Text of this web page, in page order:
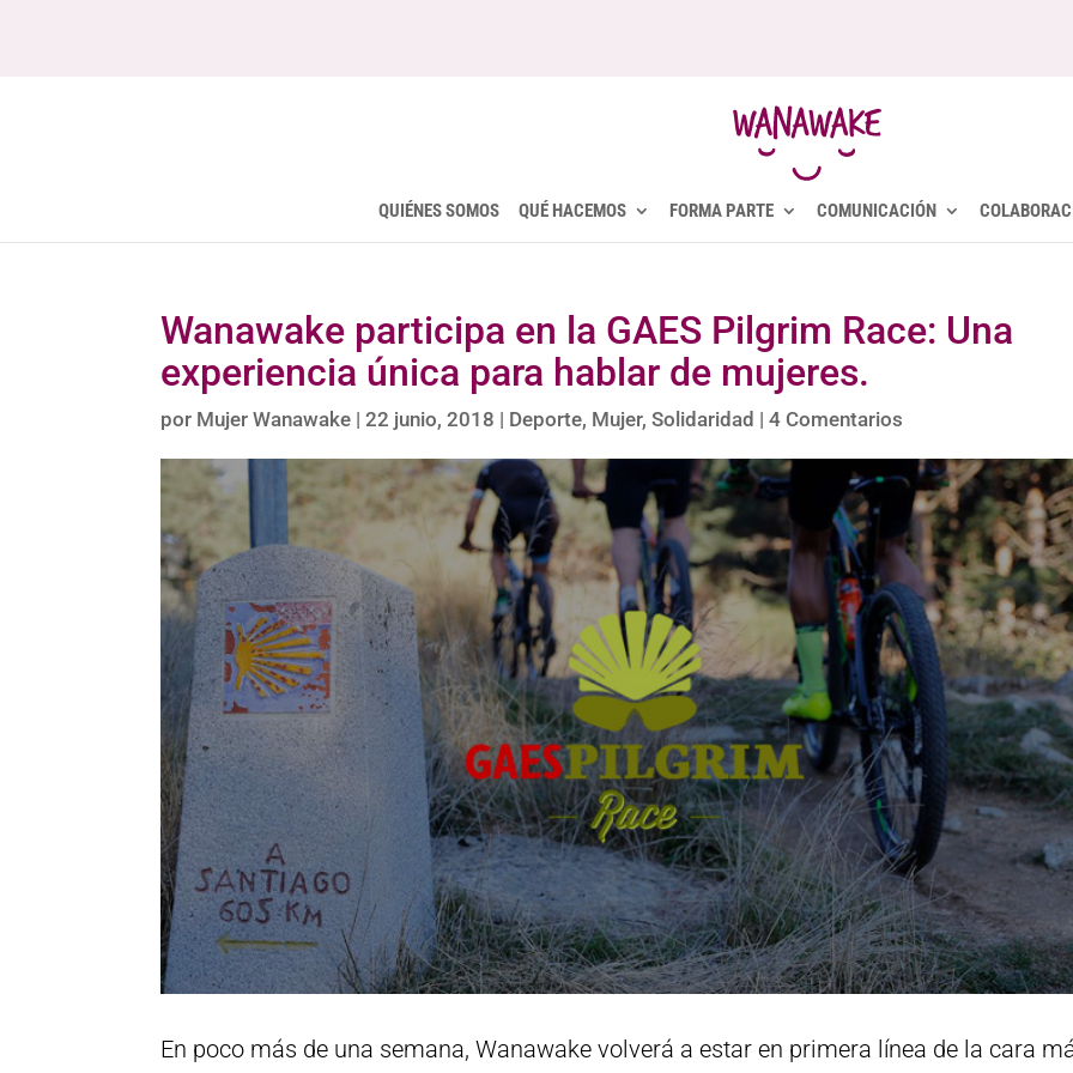
QUIÉNES SOMOS QUÉ HACEMOS FORMA PARTE COMUNICACIÓN
Wanawake participa en la GAES Pilgrim Race: Una
experiencia única para hablar de mujeres.
por Mujer Wanawake |22 junio, 2018 | Deporte, Mujer,Solidaridad |4 Comentarios
En poco más de una semana, Wanawake volverá a estar en primera línea de la cara